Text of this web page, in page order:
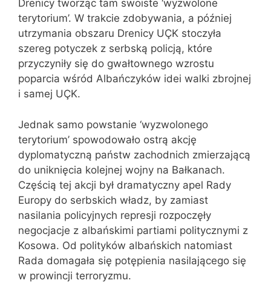
Drenicy tworząc tam swoiste ‘wyzwolone
terytorium’. W trakcie zdobywania, a później
utrzymania obszaru Drenicy UÇK stoczyła
szereg potyczek z serbską policją, które
przyczyniły się do gwałtownego wzrostu
poparcia wśród Albańczyków idei walki zbrojnej
i samej UÇK.
Jednak samo powstanie ‘wyzwolonego
terytorium’ spowodowało ostrą akcję
dyplomatyczną państw zachodnich zmierzającą
do uniknięcia kolejnej wojny na Bałkanach.
Częścią tej akcji był dramatyczny apel Rady
Europy do serbskich władz, by zamiast
nasilania policyjnych represji rozpoczęły
negocjacje z albańskimi partiami politycznymi z
Kosowa. Od polityków albańskich natomiast
Rada domagała się potępienia nasilającego się
w prowincji terroryzmu.